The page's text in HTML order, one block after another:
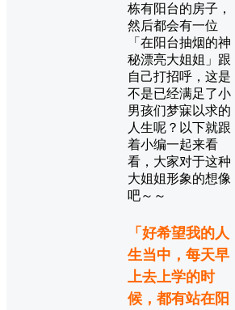
栋有阳台的房子，
然后都会有一位
「在阳台抽烟的神
秘漂亮大姐姐」跟
自己打招呼，这是
不是已经满足了小
男孩们梦寐以求的
人生呢？以下就跟
着小编一起来看
看，大家对于这种
大姐姐形象的想像
吧～～
「好希望我的人
生当中，每天早
上去上学的时
候，都有站在阳